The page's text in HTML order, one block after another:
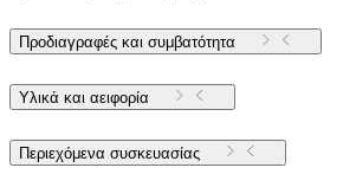
Προδιαγραφές και συμβατότητα
Υλικά και αειφορία
Περιεχόμενα συσκευασίας